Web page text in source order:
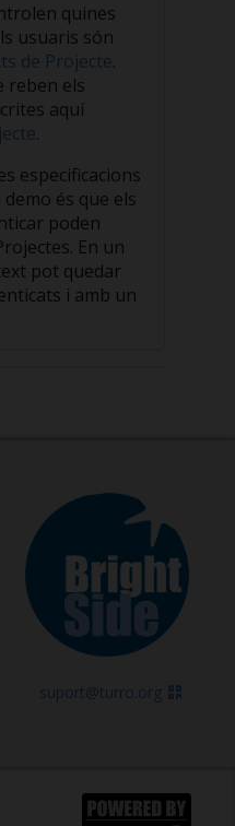
quines
usuaris són
de Projecte.
reben els
aquí
.
especificacions
és que els
poden
En un
pot quedar
i amb un
suport@turro.org